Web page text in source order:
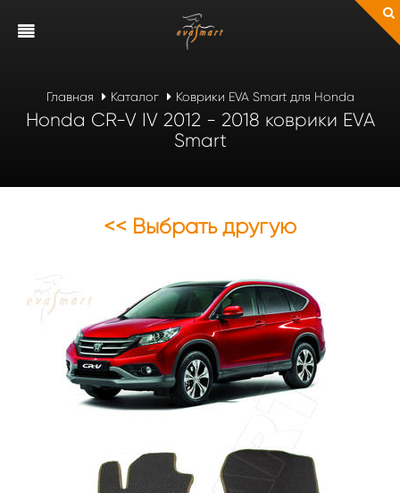
Главная Каталог Коврики EVA Smart для Honda
Honda CR-V IV 2012 - 2018 коврики EVA
Smart
<< Выбрать другую